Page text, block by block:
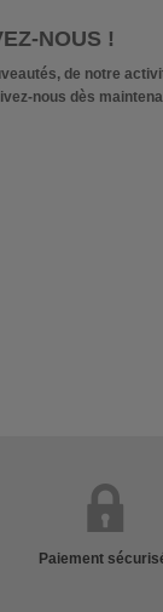
NOUS !
de notre
nous dès
Paiement